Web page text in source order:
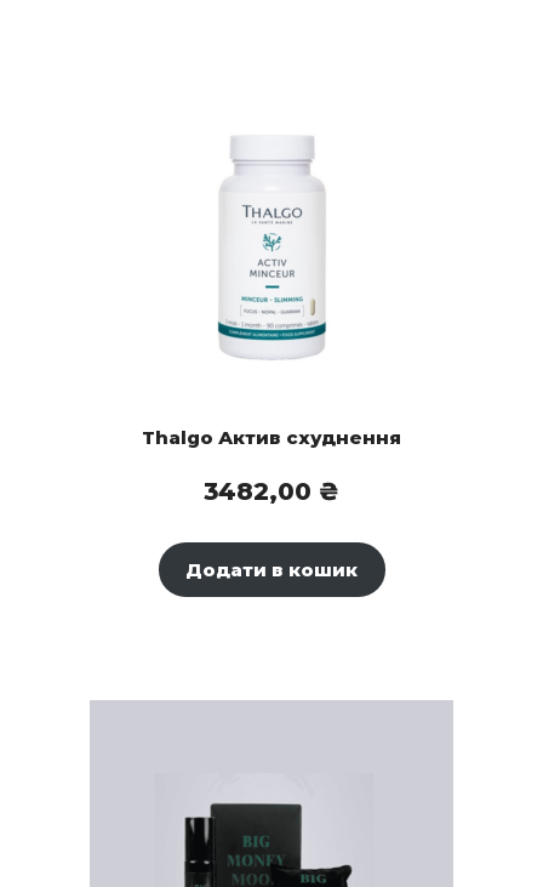
Thalgo Актив схуднення
3482,00 ₴
Додати в кошик